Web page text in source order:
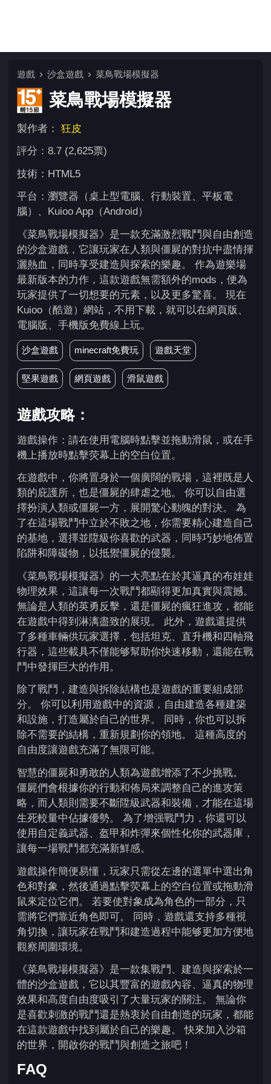
遊戲 沙盒遊戲 菜鳥戰場模擬器
菜鳥戰場模擬器
製作者： 狂皮
評分：8.7 (2,625票)
技術：HTML5
平台：瀏覽器（桌上型電腦、行動裝置、平板電
腦）、Kuioo App（Android）
《菜鳥戰場模擬器》是一款充滿激烈戰鬥與自由創造
的沙盒遊戲，它讓玩家在人類與僵屍的對抗中盡情揮
灑熱血，同時享受建造與探索的樂趣。 作為遊樂場
最新版本的力作，這款遊戲無需額外的mods，便為
玩家提供了一切想要的元素，以及更多驚喜。 現在
Kuioo（酷遊）網站，不用下載，就可以在網頁版、
電腦版、手機版免費線上玩。
沙盒遊戲 minecraft免費玩 遊戲天堂
堅果遊戲 網頁遊戲 滑鼠遊戲
遊戲攻略：
遊戲操作：請在使用電腦時點擊並拖動滑鼠，或在手
機上播放時點擊荧幕上的空白位置。
在遊戲中，你將置身於一個廣闊的戰場，這裡既是人
類的庇護所，也是僵屍的肆虐之地。 你可以自由選
擇扮演人類或僵屍一方，展開驚心動魄的對決。 為
了在這場戰鬥中立於不敗之地，你需要精心建造自己
的基地，選擇並陞級你喜歡的武器，同時巧妙地佈置
陷阱和障礙物，以抵禦僵屍的侵襲。
《菜鳥戰場模擬器》的一大亮點在於其逼真的布娃娃
物理效果，這讓每一次戰鬥都顯得更加真實與震撼。
無論是人類的英勇反擊，還是僵屍的瘋狂進攻，都能
在遊戲中得到淋漓盡致的展現。 此外，遊戲還提供
了多種車輛供玩家選擇，包括坦克、直升機和四軸飛
行器，這些載具不僅能够幫助你快速移動，還能在戰
鬥中發揮巨大的作用。
除了戰鬥，建造與拆除結構也是遊戲的重要組成部
分。 你可以利用遊戲中的資源，自由建造各種建築
和設施，打造屬於自己的世界。 同時，你也可以拆
除不需要的結構，重新規劃你的領地。 這種高度的
自由度讓遊戲充滿了無限可能。
智慧的僵屍和勇敢的人類為遊戲增添了不少挑戰。
僵屍們會根據你的行動和佈局來調整自己的進攻策
略，而人類則需要不斷陞級武器和裝備，才能在這場
生死較量中佔據優勢。 為了增强戰鬥力，你還可以
使用自定義武器、盔甲和炸彈來個性化你的武器庫，
讓每一場戰鬥都充滿新鮮感。
遊戲操作簡便易懂，玩家只需從左邊的選單中選出角
色和對象，然後通過點擊荧幕上的空白位置或拖動滑
鼠來定位它們。 若要使對象成為角色的一部分，只
需將它們靠近角色即可。 同時，遊戲還支持多種視
角切換，讓玩家在戰鬥和建造過程中能够更加方便地
觀察周圍環境。
《菜鳥戰場模擬器》是一款集戰鬥、建造與探索於一
體的沙盒遊戲，它以其豐富的遊戲內容、逼真的物理
效果和高度自由度吸引了大量玩家的關注。 無論你
是喜歡刺激的戰鬥還是熱衷於自由創造的玩家，都能
在這款遊戲中找到屬於自己的樂趣。 快來加入沙箱
的世界，開啟你的戰鬥與創造之旅吧！
FAQ